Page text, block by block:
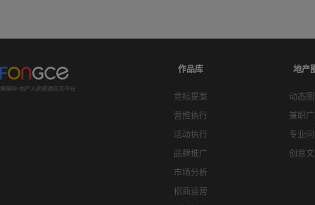
作品库
竞标提案
营推执行
活动执行
品牌推广
市场分析
招商运营
地产
动态
兼职
专业
创意